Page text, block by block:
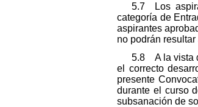
5.7 Los
categoría de
aspirantes
no podrán
5.8 A la vista
el correcto
presente
durante el curso
subsanación de